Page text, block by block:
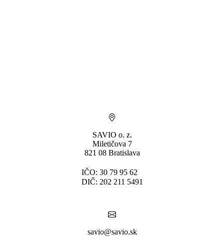
SAVIO o. z.
Miletičova 7
821 08 Bratislava
IČO: 30 79 95 62
DIČ: 202 211 5491
savio@savio.sk